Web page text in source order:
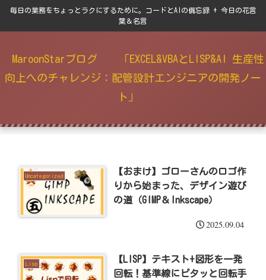
毎日の業務をちょっとラクにするために。コードとAIの備忘録 + 今日の花言
葉＆名言
MaroonStarブログ 「EXCEL&VBAとLISP&AI 生産性
向上へのチャレンジ：配管設計エンジニアの開発ノー
ト」
Uncategorized
【おまけ】ゴローさんのロゴ作
りから始まった、デザイン遊び
の道（GIMP＆Inkscape）
2025.09.04
Lisp
【LISP】テキスト+図形を一発
回転！基準線にピタッと回転手